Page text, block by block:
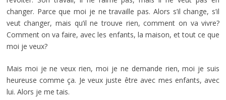
changer. Parce que moi je ne travaille pas. Alors s’il change, s’il
veut changer, mais qu’il ne trouve rien, comment on va vivre?
Comment on va faire, avec les enfants, la maison, et tout ce que
moi je veux?
Mais moi je ne veux rien, moi je ne demande rien, moi je suis
heureuse comme ça. Je veux juste être avec mes enfants, avec
lui. Alors je me tais.